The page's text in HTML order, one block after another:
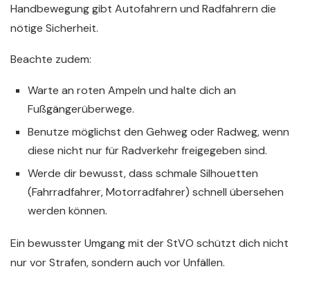
Handbewegung gibt Autofahrern und Radfahrern die
nötige Sicherheit.
Beachte zudem:
Warte an roten Ampeln und halte dich an
Fußgängerüberwege.
Benutze möglichst den Gehweg oder Radweg, wenn
diese nicht nur für Radverkehr freigegeben sind.
Werde dir bewusst, dass schmale Silhouetten
(Fahrradfahrer, Motorradfahrer) schnell übersehen
werden können.
Ein bewusster Umgang mit der StVO schützt dich nicht
nur vor Strafen, sondern auch vor Unfällen.